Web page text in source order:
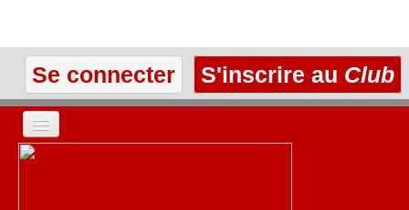
Se connecter S'inscrire au Club